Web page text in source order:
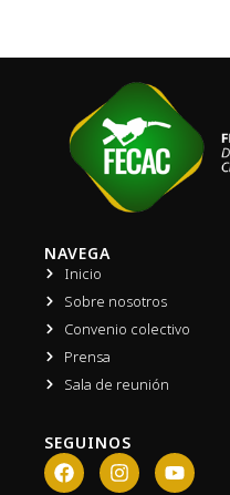
NAVEGA
Inicio
Sobre nosotros
Convenio colectivo
Prensa
Sala de reunión
SEGUINOS
F
a
I
n
Y
o